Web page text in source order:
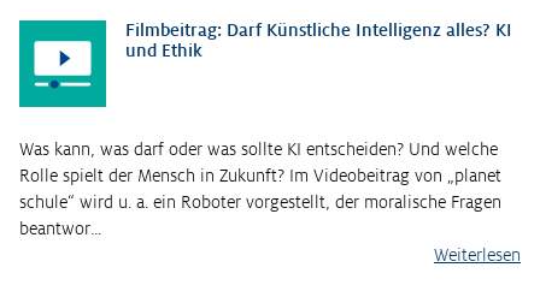
Filmbeitrag: Darf Künstliche Intelligenz alles? KI
und Ethik
Was kann, was darf oder was sollte KI entscheiden? Und welche
Rolle spielt der Mensch in Zukunft? Im Videobeitrag von „planet
schule“ wird u. a. ein Roboter vorgestellt, der moralische Fragen
beantwor…
Weiterlesen